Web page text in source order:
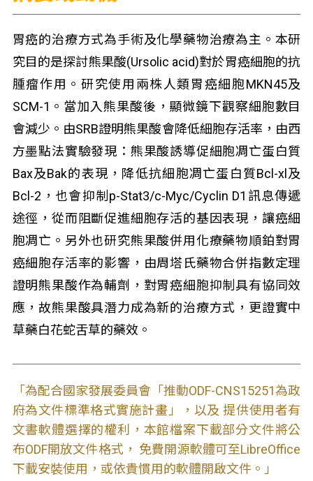
胃癌的治療方式為手術及化學藥物治療為主。本研
究目的是探討熊果酸(Ursolic acid)對於胃癌細胞的抗
腫瘤作用。研究使用兩株人類胃癌細胞MKN45及
SCM-1。當加入熊果酸後，顯微鏡下觀察細胞數目
會減少。由SRB證明熊果酸會降低細胞存活率，由西
方墨點法實驗發現：熊果酸誘導促細胞凋亡蛋白質
Bax及Bak的表現，降低抗細胞凋亡蛋白質Bcl-xl及
Bcl-2，也會抑制p-Stat3/c-Myc/Cyclin D1訊息傳遞
途徑，從而阻斷促進細胞存活的基因表現，讓癌細
胞凋亡。另外也研究熊果酸併用化療藥物順鉑對胃
癌細胞存活率的影響，由周塔氏藥物合併指數定理
證明熊果酸作為輔劑，對胃癌細胞抑制具有協同效
應，故熊果酸具潛力成為新的治療方式，更證實中
草藥白花蛇舌草的藥效。
「為配合國家發展委員會「推動ODF-CNS15251為政
府為文件標準格式實施計畫」，以及 提供使用者有
文書軟體選擇的權利，本館檔案下載部分文件將公
布ODF開放文件格式， 免費開源軟體可至LibreOffice
下載安裝使用，或依貴慣用的軟體開啟文件。」